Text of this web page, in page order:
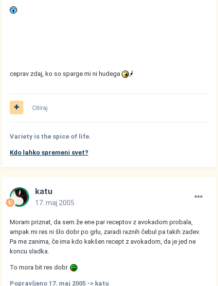
ceprav zdaj, ko so sparge mi ni hudega
Citiraj
Variety is the spice of life.
Kdo lahko spremeni svet?
katu
17. maj 2005
Moram priznat, da sem že ene par receptov z avokadom probala,
ampak mi res ni šlo dobr po grlu, zaradi raznih čebul pa takih zadev.
Pa me zanima, če ima kdo kakšen recept z avokadom, da je jed ne
koncu sladka.
To mora bit res dobr.
Popravljeno 17. maj 2005 -> katu